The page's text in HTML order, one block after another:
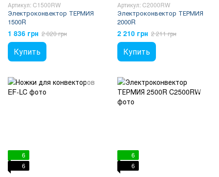
Артикул: C1500RW
Электроконвектор ТЕРМИЯ
1500R
1 836 грн 2 020 грн
Купить
Артикул: C2000RW
Электроконвектор ТЕРМИЯ
2000R
2 210 грн 2 211 грн
Купить
6
6
6
6